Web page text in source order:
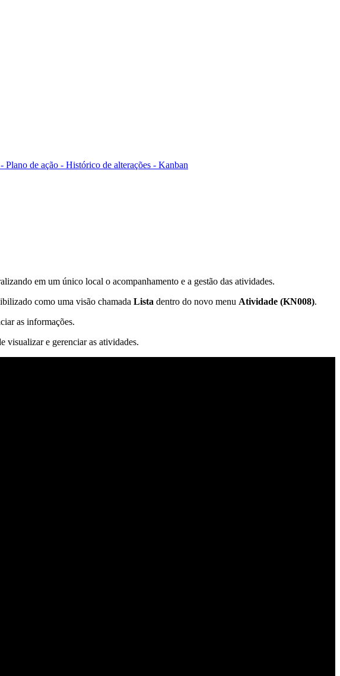
Plano de ação - Histórico de alterações - Kanban
em um único local o acompanhamento e a gestão das atividades.
como uma visão chamada Lista dentro do novo menu Atividade (KN008).
as informações.
visualizar e gerenciar as atividades.